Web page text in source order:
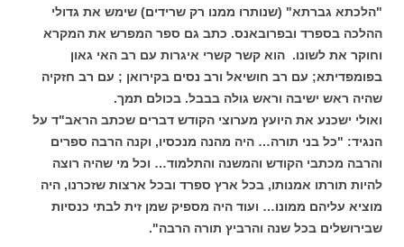
"הלכתא גברתא" (שנותרו ממנו רק שרידים) שימש את גדולי
ההלכה בספרד ובפרובאנס. כתב גם ספר המפרש את המקרא
וחוקר את לשונו. הוא קשר קשרי איגרות עם רב האי גאון
בפומפדיתא; עם רב חושיאל ורב נסים בקירואן ; עם רב חזקיה
שהיה ראש ישיבה וראש גולה בבבל. בכולם תמך.
ואולי ישכנע את היועץ מערוצי הקודש דברים שכתב הראב"ד על
הנגיד: "כל בני תורה… היה מהנה מנכסיו, וקנה הרבה ספרים
והרבה מכתבי הקודש והמשנה והתלמוד… וכל מי שהיה רוצה
להיות תורתו אמנותו, בכל ארץ ספרד ובכל ארצות שזכרנו, היה
מוציא עליהם ממונו… ועוד היה מספיק שמן זית לבתי כנסיות
שבירושלים בכל שנה והרביץ תורה הרבה".